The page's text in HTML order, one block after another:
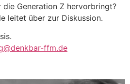
die Generation Z hervorbringt?
leitet über zur Diskussion.
ffm.de